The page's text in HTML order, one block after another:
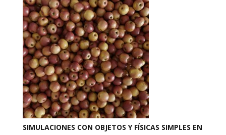
SIMULACIONES CON OBJETOS Y FÍSICAS SIMPLES EN